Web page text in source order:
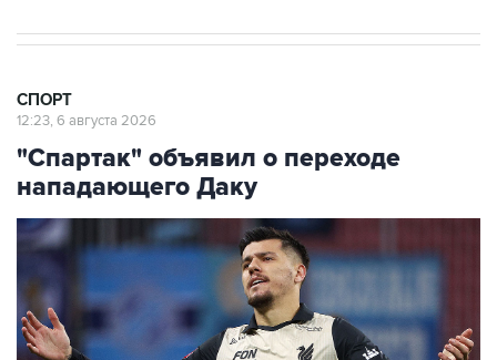
СПОРТ
12:23, 6 августа 2026
"Спартак" объявил о переходе
нападающего Даку